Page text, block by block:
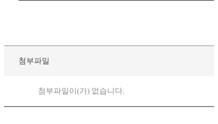
첨부파일
첨부파일이(가) 없습니다.